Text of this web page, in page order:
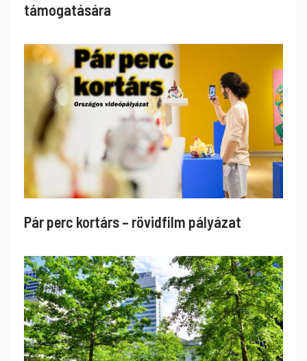
támogatására
Pár perc kortárs – rövidfilm pályázat